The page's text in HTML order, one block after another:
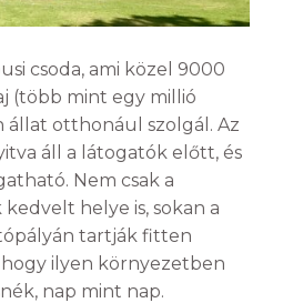
csoda, ami közel 9000
(több mint egy millió
állat otthonául szolgál. Az
áll a látogatók előtt, és
Nem csak a
helye is, sokan a
tartják fitten
ilyen környezetben
nap mint nap.